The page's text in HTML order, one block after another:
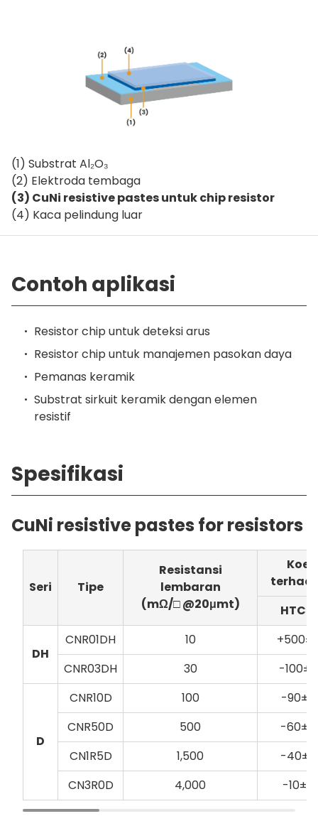
(1) Substrat Al₂O₃
(2) Elektroda tembaga
(3) CuNi resistive pastes untuk chip resistor
(4) Kaca pelindung luar
Contoh aplikasi
Resistor chip untuk deteksi arus
Resistor chip untuk manajemen pasokan daya
Pemanas keramik
Substrat sirkuit keramik dengan elemen
resistif
Spesifikasi
CuNi resistive pastes for resistors
Seri Tipe
Resistansi
lembaran
(mΩ/□ @20μmt)
HTCR
DH
CNR01DH 10
CNR03DH
30 -
D
CNR10D 100
-
CNR50D
500
-
CN1R5D
1,500
-
CN3R0D
4,000 -